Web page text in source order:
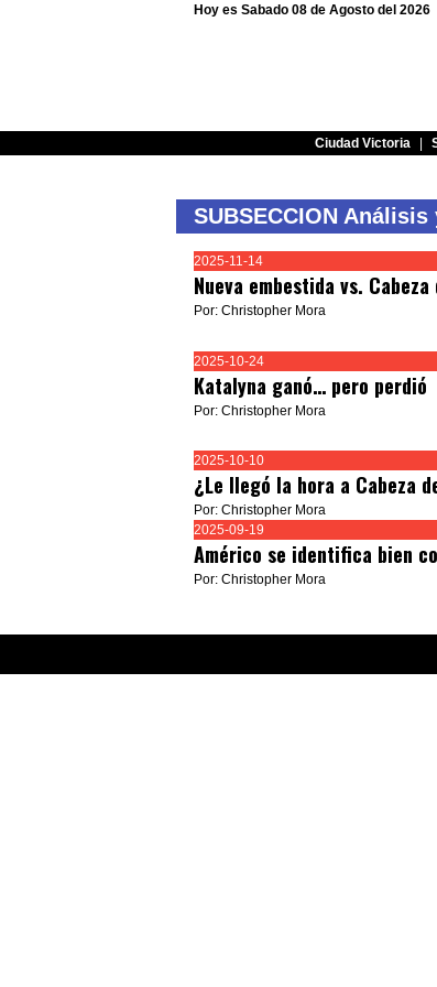
Hoy es Sabado 08 de Agosto del 2026
Ciudad Victoria
SUBSECCION
2025-11-14
Nueva embestida vs. Cabeza
Por: Christopher Mora
2025-10-24
Katalyna ganó… pero perdió
Por: Christopher Mora
2025-10-10
¿Le llegó la hora a Cabeza
Por: Christopher Mora
2025-09-19
Américo se identifica bien
Por: Christopher Mora